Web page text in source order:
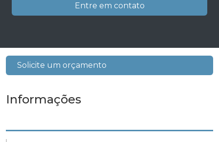
Entre em contato
Solicite um orçamento
Informações